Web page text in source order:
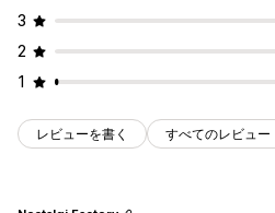
3
2
1
レビューを書く すべてのレビュー